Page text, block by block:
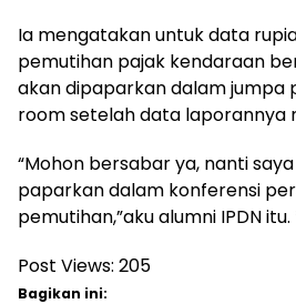
Ia mengatakan untuk data
pemutihan pajak kendaraan
akan dipaparkan dalam jumpa
room setelah data laporannya
“Mohon bersabar ya, nanti
paparkan dalam konferensi
pemutihan,”aku alumni IPDN
Post Views: 205
Bagikan ini: